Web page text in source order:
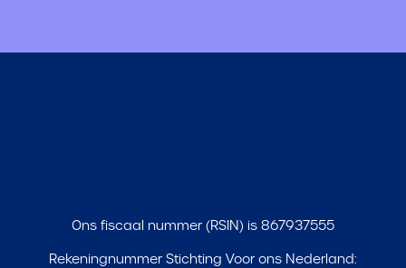
Ons fiscaal nummer (RSIN) is 867937555
Rekeningnummer Stichting Voor ons Nederland: